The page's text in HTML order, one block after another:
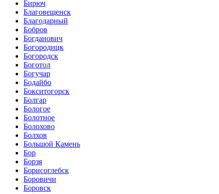
Бирюч
Благовещенск
Благодарный
Бобров
Богданович
Богородицк
Богородск
Боготол
Богучар
Бодайбо
Бокситогорск
Болгар
Бологое
Болотное
Болохово
Болхов
Большой Камень
Бор
Борзя
Борисоглебск
Боровичи
Боровск